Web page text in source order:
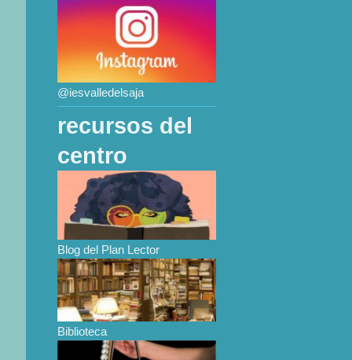
@iesvalledelsaja
recursos del
centro
Blog del Plan Lector
Biblioteca